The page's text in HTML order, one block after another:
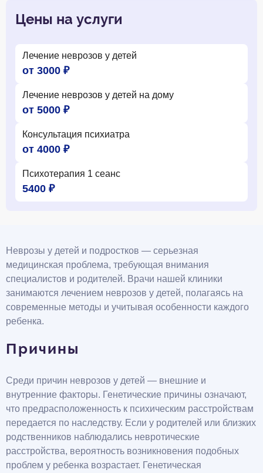
Цены на услуги
Лечение неврозов у детей
от 3000 ₽
Лечение неврозов у детей на дому
от 5000 ₽
Консультация психиатра
от 4000 ₽
Психотерапия 1 сеанс
5400 ₽
Неврозы у детей и подростков — серьезная
медицинская проблема, требующая внимания
специалистов и родителей. Врачи нашей клиники
занимаются лечением неврозов у детей, полагаясь на
современные методы и учитывая особенности каждого
ребенка.
Причины
Среди причин неврозов у детей — внешние и
внутренние факторы. Генетические причины означают,
что предрасположенность к психическим расстройствам
передается по наследству. Если у родителей или близких
родственников наблюдались невротические
расстройства, вероятность возникновения подобных
проблем у ребенка возрастает. Генетическая